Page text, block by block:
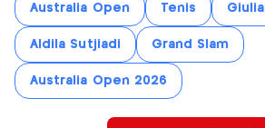
Australia Open Tenis
Aldila Sutjiadi Grand Slam
Australia Open 2026